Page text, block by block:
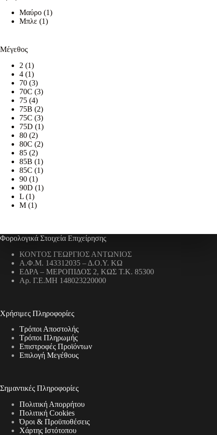
επιλογές
μπορούν
στη
του
προϊόντος
Μαύρο (1)
Μπλε (1)
Μέγεθος
2 (1)
4 (1)
70 (3)
70C (3)
75 (4)
75B (2)
75C (3)
75D (1)
80 (2)
80C (2)
85 (2)
85B (1)
85C (1)
90 (1)
90D (1)
L (1)
M (1)
Φορολογικά Στοιχεία Επιχείρησης
ΚΟΝΤΟΣ ΓΕΩΡΓΙΟΣ ΑΝΤΩΝΙΟΣ
Α.Φ.Μ. 143312035 – Δ.Ο.Υ. ΚΩ
ΕΔΡΑ – ΜΕΡΟΠΙΔΟΣ 2, ΚΩΣ Τ.Κ. 85300
Αρ. Γ.Ε.ΜΗ 148023220000
Χρήσιμες Πληροφορίες
Τρόποι Αποστολής
Τρόποι Πληρωμής
Επιστροφές Προϊόντων
Επιλογή Μεγέθους
Σημαντικές Πληροφορίες
Πολιτική Απορρήτου
Πολιτική Cookies
Όροι & Προϋποθέσεις
Χάρτης Ιστότοπου